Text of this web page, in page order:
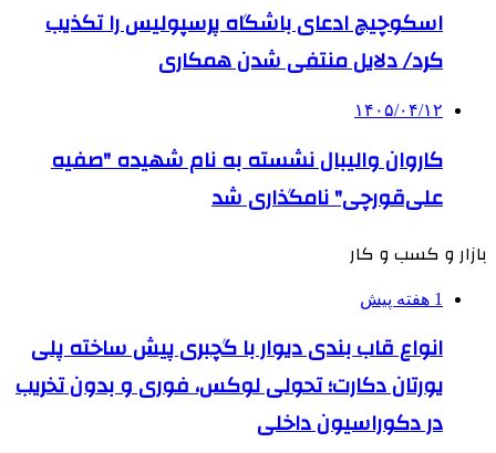
اسکوچیچ ادعای باشگاه پرسپولیس را تکذیب
کرد/ دلایل منتفی شدن همکاری
۱۴۰۵/۰۴/۱۲
کاروان والیبال نشسته به نام شهیده "صفیه
علی‌قورچی" نامگذاری شد
بازار و کسب و کار
1 هفته پیش
انواع قاب بندی دیوار با گچبری پیش ساخته پلی
یورتان دکارت؛ تحولی لوکس، فوری و بدون تخریب
در دکوراسیون داخلی